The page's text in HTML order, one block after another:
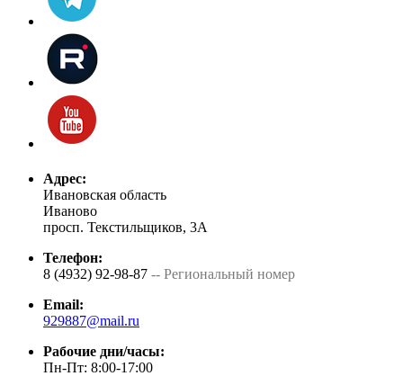
Адрес:
Ивановская область
Иваново
просп. Текстильщиков, 3А
Телефон:
8 (4932) 92-98-87 -- Региональный номер
Email:
929887@mail.ru
Рабочие дни/часы:
Пн-Пт: 8:00-17:00